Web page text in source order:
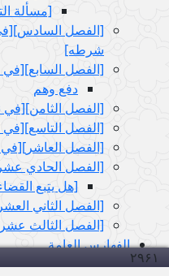
[مسألة
[الفصل السادس‏][في
شرطه‏]
[الفصل السابع‏][في
دفع وهم
[الفصل
[الفصل التاسع‏][في
[الفصل العاشر][في
[الفصل الحادي
[هل يتبع
[الفصل الثاني
[الفصل الثالث
الفهارس العامة
۲۹۶۱